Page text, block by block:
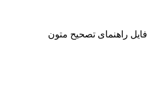
فایل راهنمای تصحیح متون